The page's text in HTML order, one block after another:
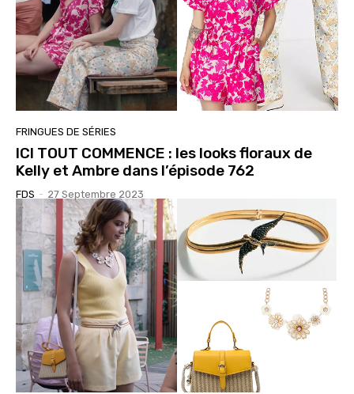
FRINGUES DE SÉRIES
ICI TOUT COMMENCE : les looks floraux de
Kelly et Ambre dans l’épisode 762
FDS - 27 Septembre 2023